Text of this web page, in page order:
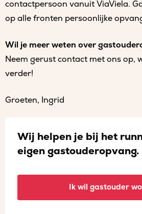
contactpersoon vanuit ViaViela.
op alle fronten persoonlijke
Wil je meer weten over
Neem gerust contact met ons op,
verder!
Groeten, Ingrid
Wij helpen je bij het
eigen gastouderopvang.
Ik wil gastouder